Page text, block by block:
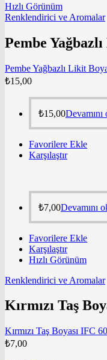
Hızlı Görünüm
Renklendirici ve Aromalar
Pembe
Pembe Yağbazlı Likit
₺15,00
₺15,00Devamını
Favorilere Ekle
Karşılaştır
₺7,00Devamını
Favorilere Ekle
Karşılaştır
Hızlı Görünüm
Renklendirici ve Aromalar
Kırmızı Taş
Kırmızı Taş Boyası IFC
₺7,00